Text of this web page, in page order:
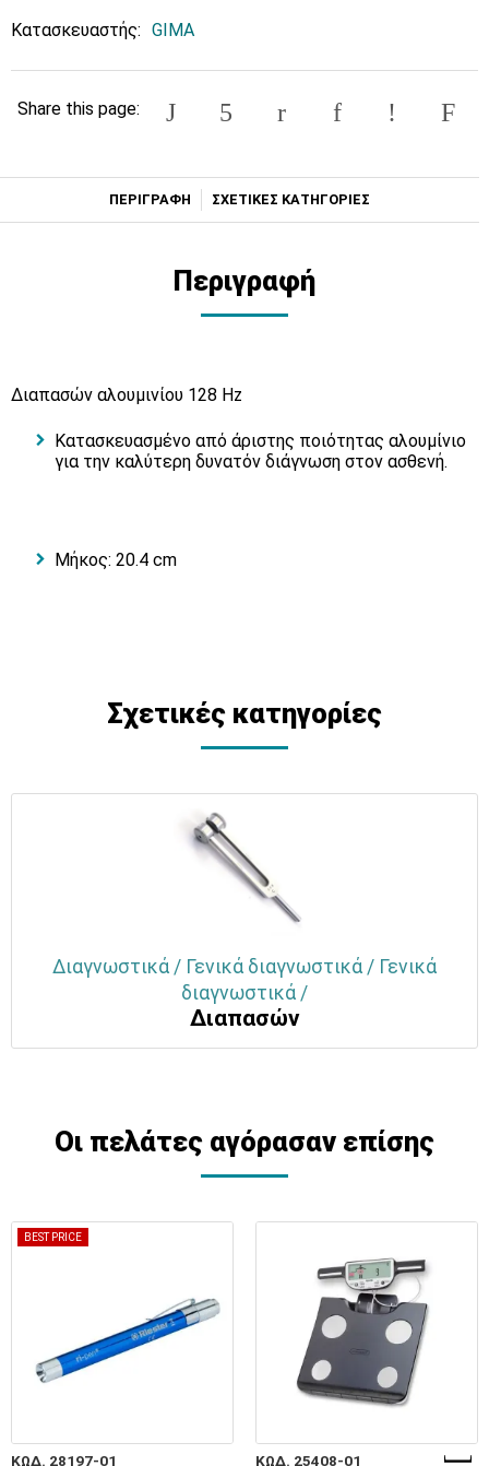
Κατασκευαστής: GIMA
Share this page:
ΠΕΡΙΓΡΑΦΗ ΣΧΕΤΙΚΕΣ ΚΑΤΗΓΟΡΙΕΣ
Περιγραφή
Διαπασών αλουμινίου 128 Hz
Κατασκευασμένο από άριστης ποιότητας αλουμίνιο
για την καλύτερη δυνατόν διάγνωση στον ασθενή.
Μήκος: 20.4 cm
Σχετικές κατηγορίες
Διαγνωστικά / Γενικά διαγνωστικά / Γενικά
διαγνωστικά /
Διαπασών
Οι πελάτες αγόρασαν επίσης
BEST PRICE
ΚΩΔ. 28197-01 ΚΩΔ. 25408-01